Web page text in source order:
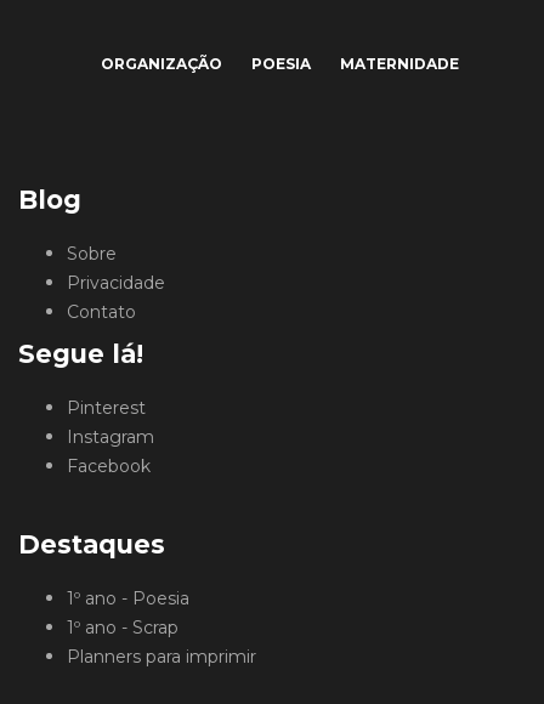
ORGANIZAÇÃO POESIA MATERNIDADE
Blog
Sobre
Privacidade
Contato
Segue lá!
Pinterest
Instagram
Facebook
Destaques
1º ano - Poesia
1º ano - Scrap
Planners para imprimir